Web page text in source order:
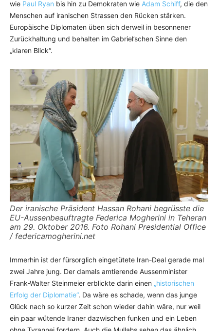
wie Paul Ryan bis hin zu Demokraten wie Adam Schiff, die den
Menschen auf iranischen Strassen den Rücken stärken.
Europäische Diplomaten üben sich derweil in besonnener
Zurückhaltung und behalten im Gabriel’schen Sinne den
„klaren Blick“.
Der iranische Präsident Hassan Rohani begrüsste die
EU-Aussenbeauftragte Federica Mogherini in Teheran
am 29. Oktober 2016. Foto Rohani Presidential Office
/ federicamogherini.net
Immerhin ist der fürsorglich eingetütete Iran-Deal gerade mal
zwei Jahre jung. Der damals amtierende Aussenminister
Frank-Walter Steinmeier erblickte darin einen „historischen
Erfolg der Diplomatie“. Da wäre es schade, wenn das junge
Glück nach so kurzer Zeit schon wieder dahin wäre, nur weil
ein paar wütende Iraner dazwischen funken und ein Leben